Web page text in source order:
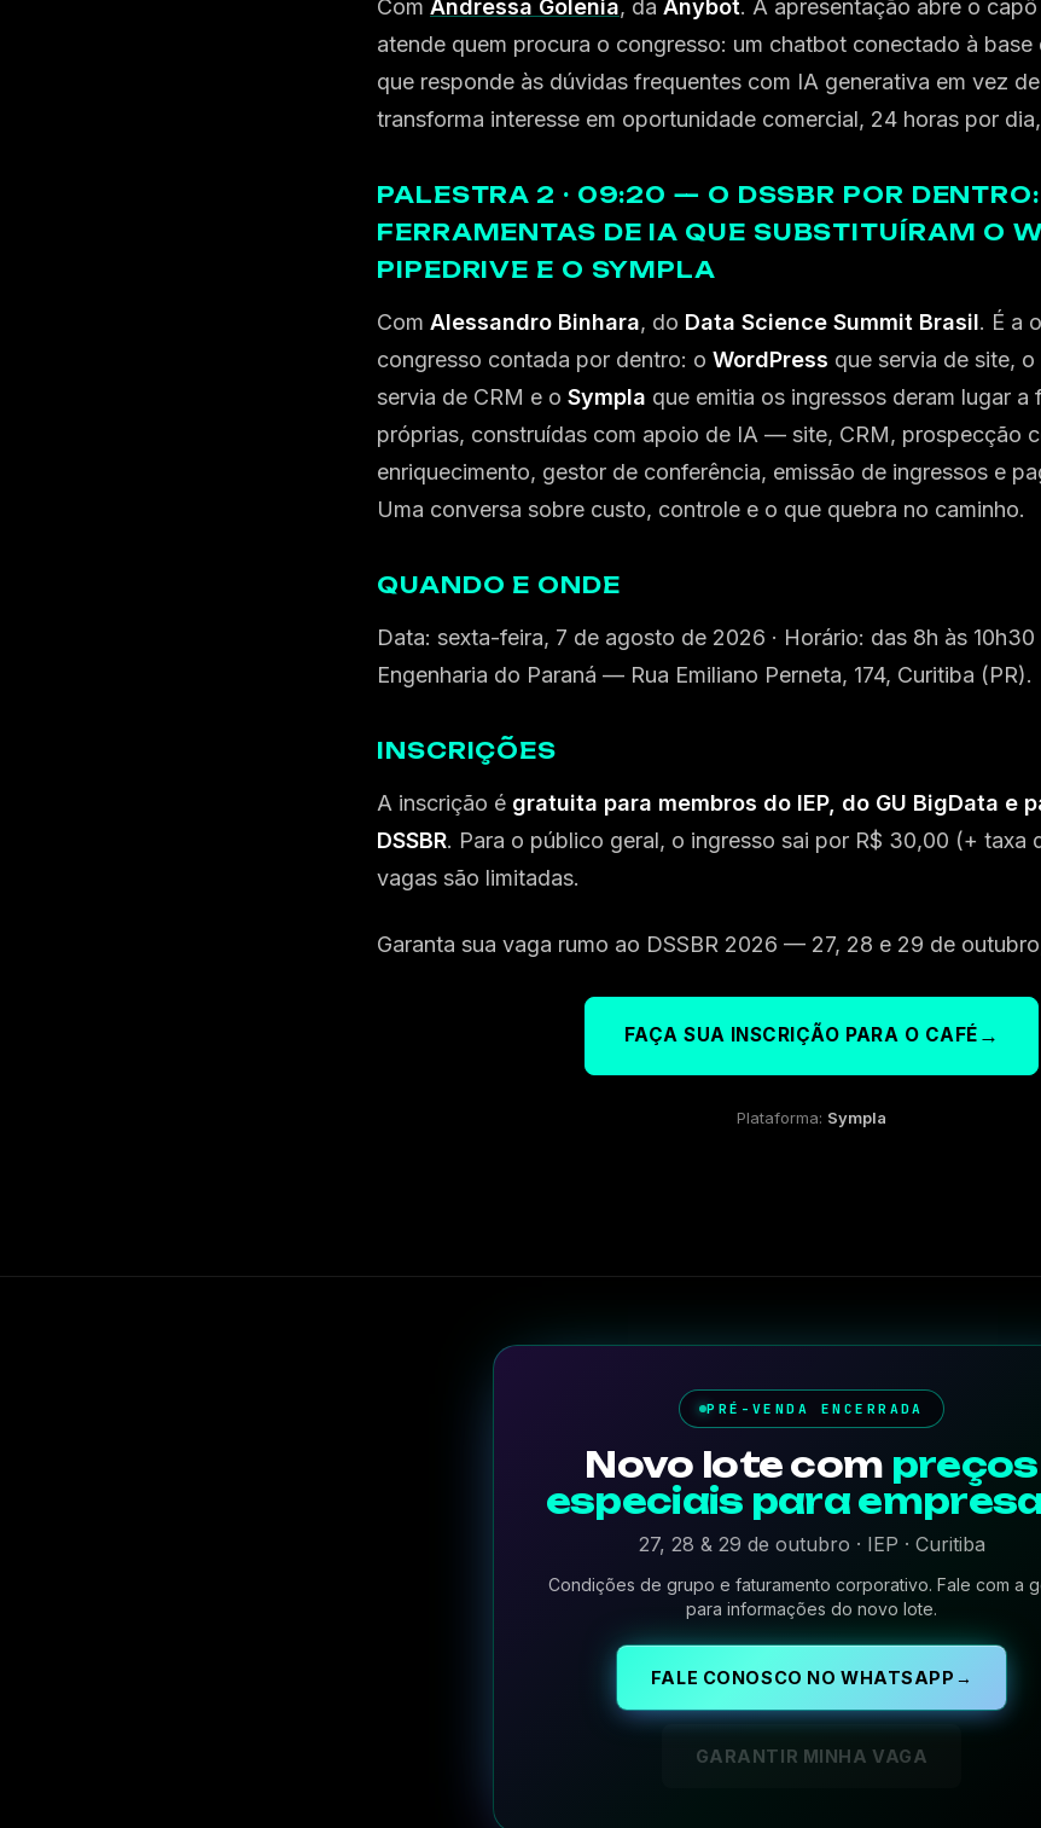
Com Andressa Golenia, da Anybot. A apresentação abre o
atende quem procura o congresso: um chatbot conectado à
que responde às dúvidas frequentes com IA generativa em vez
transforma interesse em oportunidade comercial, 24 horas por
PALESTRA 2 · 09:20 — O DSSBR POR
FERRAMENTAS DE IA QUE SUBSTITUÍRAM O
PIPEDRIVE E O SYMPLA
Com Alessandro Binhara, do Data Science Summit Brasil. É a
congresso contada por dentro: o WordPress que servia de site, o
servia de CRM e o Sympla que emitia os ingressos deram lugar a
próprias, construídas com apoio de IA — site, CRM, prospecção
enriquecimento, gestor de conferência, emissão de ingressos e
Uma conversa sobre custo, controle e o que quebra no caminho.
QUANDO E ONDE
Data: sexta-feira, 7 de agosto de 2026 · Horário: das 8h às
Engenharia do Paraná — Rua Emiliano Perneta, 174, Curitiba (PR).
INSCRIÇÕES
A inscrição é gratuita para membros do IEP, do GU BigData e
DSSBR. Para o público geral, o ingresso sai por R$ 30,00 (+ taxa
vagas são limitadas.
Garanta sua vaga rumo ao DSSBR 2026 — 27, 28 e 29 de
FAÇA SUA INSCRIÇÃO PARA O CAFÉ →
Plataforma: Sympla
PRÉ-VENDA ENCERRADA
Novo lote com preços
especiais para
27, 28 & 29 de outubro · IEP · Curitiba
Condições de grupo e faturamento corporativo. Fale com a
para informações do novo lote.
FALE CONOSCO NO WHATSAPP →
GARANTIR MINHA VAGA